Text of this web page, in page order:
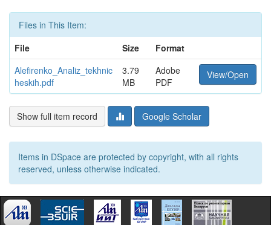
Files in This Item:
File
Size
Format
Alefirenko_Analiz_tekhnic
heskih.pdf
3.79
MB
Adobe
PDF
View/Open
Show full item record Google Scholar
Items in DSpace are protected by copyright, with all rights
reserved, unless otherwise indicated.